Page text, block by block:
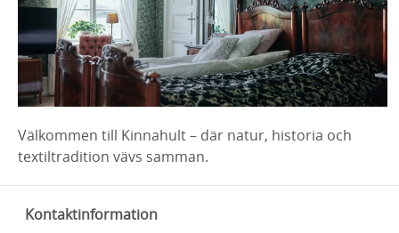
Välkommen till Kinnahult – där natur, historia och
textiltradition vävs samman.
Kontaktinformation